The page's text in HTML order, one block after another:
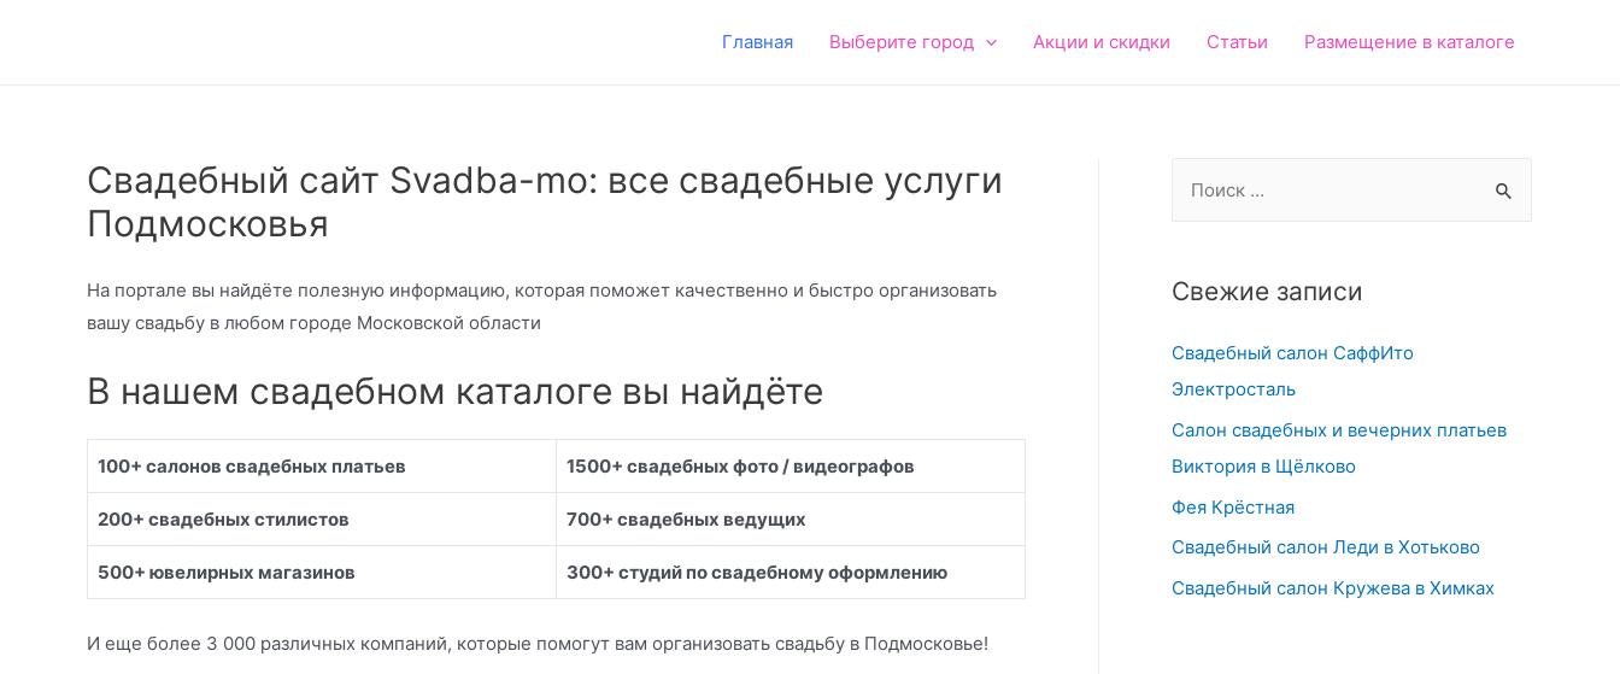
Главная Выберите город Акции и скидки Статьи Размещение в каталоге
Свадебный сайт Svadba-mo: все свадебные услуги
Подмосковья
На портале вы найдёте полезную информацию, которая поможет качественно и быстро организовать
вашу свадьбу в любом городе Московской области
В нашем свадебном каталоге вы найдёте
100+ салонов свадебных платьев 1500+ свадебных фото / видеографов
200+ свадебных стилистов 700+ свадебных ведущих
500+ ювелирных магазинов 300+ студий по свадебному оформлению
И еще более 3 000 различных компаний, которые помогут вам организовать свадьбу в Подмосковье!
r
h
f
o
r
:
Свежие записи
Свадебный салон СаффИто
Электросталь
Салон свадебных и вечерних платьев
Виктория в Щёлково
Фея Крёстная
Свадебный салон Леди в Хотьково
Свадебный салон Кружева в Химках